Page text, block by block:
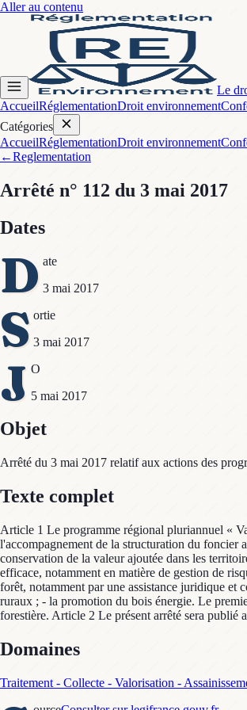
Aller au contenu
Le
AccueilRéglementationDroit environnement
Catégories
AccueilRéglementationDroit environnement
←Reglementation
Arrêté n° 112 du 3 mai 2017
Dates
D ate
3 mai 2017
S ortie
3 mai 2017
J O
5 mai 2017
Objet
Arrêté du 3 mai 2017 relatif aux actions des
Texte complet
Article 1 Le programme régional pluriannuel «
l'accompagnement de la structuration du foncier
conservation de la valeur ajoutée dans les
efficace, notamment en matière de gestion de
forêt, notamment par une assistance juridique et
ruraux ; - la promotion du bois énergie. Le
forestière. Article 2 Le présent arrêté sera
Domaines
Traitement - Collecte - Valorisation -